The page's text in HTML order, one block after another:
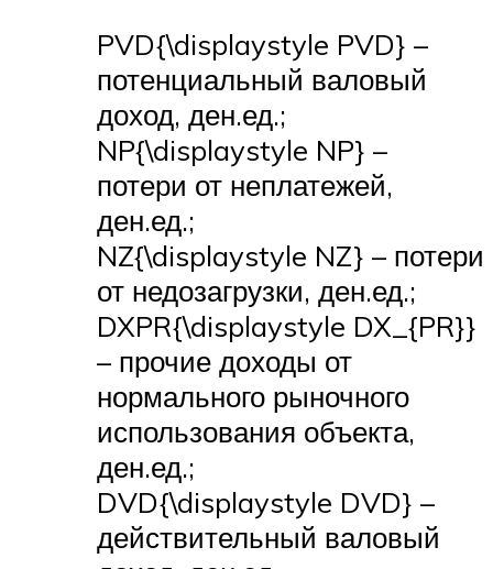
PVD{\displaystyle PVD} –
потенциальный валовый
доход, ден.ед.;
NP{\displaystyle NP} –
потери от неплатежей,
ден.ед.;
NZ{\displaystyle NZ} – потери
от недозагрузки, ден.ед.;
DXPR{\displaystyle DX_{PR}}
– прочие доходы от
нормального рыночного
использования объекта,
ден.ед.;
DVD{\displaystyle DVD} –
действительный валовый